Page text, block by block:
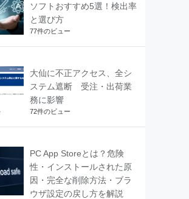
ソフトおすすめ5選！検出率
と選び方
77件のビュー
大仙に不正アクセス、全シ
ステム遮断 受注・出荷業
務に影響
72件のビュー
PC App Storeとは？危険
性・インストールされた原
因・完全な削除方法・ブラ
ウザ設定の戻し方を解説